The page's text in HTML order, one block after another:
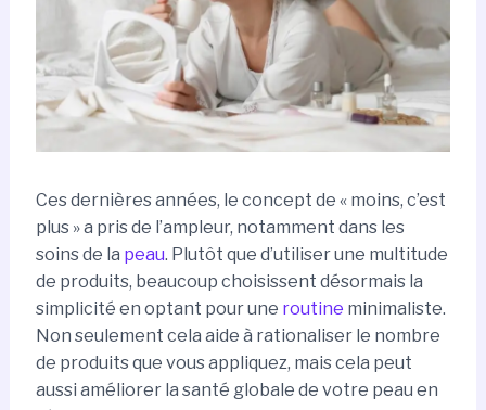
Ces dernières années, le concept de « moins, c’est
plus » a pris de l’ampleur, notamment dans les
soins de la peau. Plutôt que d’utiliser une multitude
de produits, beaucoup choisissent désormais la
simplicité en optant pour une routine minimaliste.
Non seulement cela aide à rationaliser le nombre
de produits que vous appliquez, mais cela peut
aussi améliorer la santé globale de votre peau en